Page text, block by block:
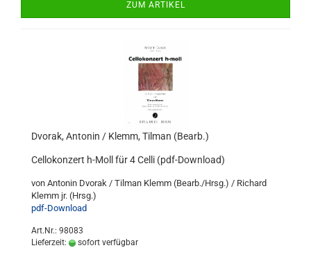
ZUM ARTIKEL
Dvorak, Antonin / Klemm, Tilman (Bearb.)
Cellokonzert h-Moll für 4 Celli (pdf-Download)
von Antonin Dvorak / Tilman Klemm (Bearb./Hrsg.) / Richard
Klemm jr. (Hrsg.)
pdf-Download
Art.Nr.: 98083
Lieferzeit:
sofort verfügbar